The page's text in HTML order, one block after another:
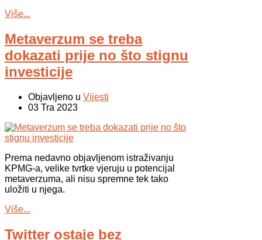
Više...
Metaverzum se treba
dokazati prije no što stignu
investicije
Objavljeno u Vijesti
03 Tra 2023
Prema nedavno objavljenom istraživanju
KPMG-a, velike tvrtke vjeruju u potencijal
metaverzuma, ali nisu spremne tek tako
uložiti u njega.
Više...
Twitter ostaje bez